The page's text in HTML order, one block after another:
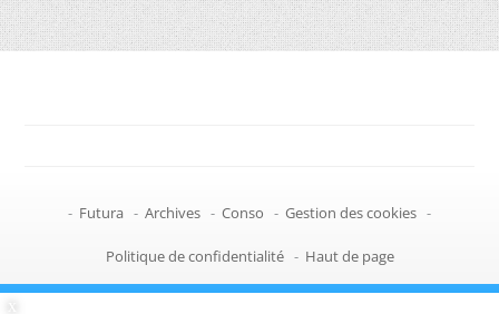
- Futura - Archives - Conso - Gestion des cookies -
Politique de confidentialité - Haut de page